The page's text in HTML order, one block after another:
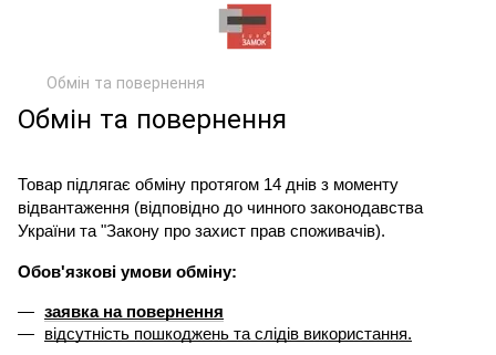
Обмін та повернення
Обмін та повернення
Товар підлягає обміну протягом 14 днів з моменту
відвантаження (відповідно до чинного законодавства
України та "Закону про захист прав споживачів).
Обов'язкові умови обміну:
заявка на повернення
відсутність пошкоджень та слідів використання.